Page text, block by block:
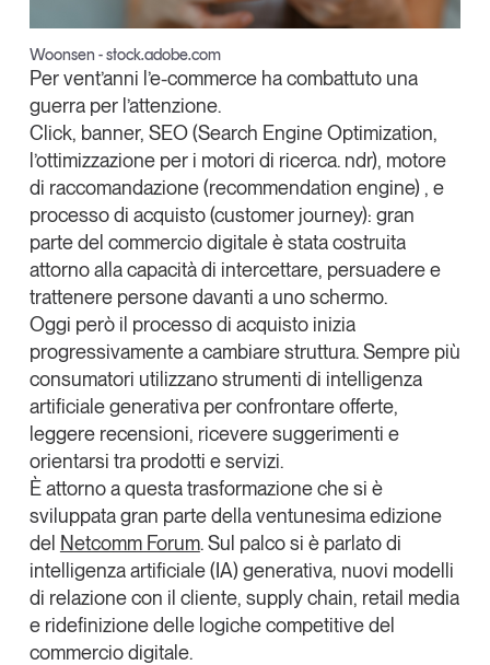
Un anno di
Tendenze2026
Leggi il magazine
Tendenze è il magazine di GS1 Italy che racconta in
modo indipendente il cambiamento e le sfide del largo
consumo e dell’economia a professionisti e
consumatori
GS1 Italy GS1 Italy
Woonsen - stock.adobe.com
Per vent’anni l’e-commerce ha combattuto una
guerra per l’attenzione.
Click, banner, SEO (Search Engine Optimization,
l’ottimizzazione per i motori di ricerca. ndr), motore
di raccomandazione (recommendation engine) , e
processo di acquisto (customer journey): gran
parte del commercio digitale è stata costruita
attorno alla capacità di intercettare, persuadere e
trattenere persone davanti a uno schermo.
Oggi però il processo di acquisto inizia
progressivamente a cambiare struttura.Sempre più
consumatori utilizzano strumenti di intelligenza
artificiale generativaper confrontare offerte,
leggere recensioni, ricevere suggerimenti e
orientarsi tra prodotti e servizi.
È attorno a questa trasformazione che si è
sviluppata gran parte della ventunesima edizione
del Netcomm Forum. Sul palco si è parlato di
intelligenza artificiale (IA) generativa, nuovi modelli
di relazione con il cliente, supply chain, retail media
e ridefinizione delle logiche competitive del
commercio digitale.